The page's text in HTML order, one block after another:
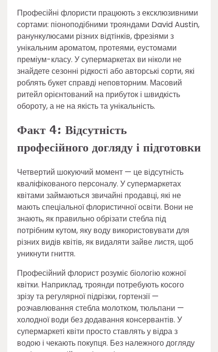
Професійні флористи працюють з ексклюзивними
сортами: піоноподібними трояндами David Austin,
ранункулюсами різних відтінків, фрезіями з
унікальним ароматом, протеями, еустомами
преміум-класу. У супермаркетах ви ніколи не
знайдете сезонні рідкості або авторські сорти, які
роблять букет справді неповторним. Масовий
ритейл орієнтований на прибуток і швидкість
обороту, а не на якість та унікальність.
Факт 4: Відсутність
професійного догляду і підготовки
Четвертий шокуючий момент — це відсутність
кваліфікованого персоналу. У супермаркетах
квітами займаються звичайні продавці, які не
мають спеціальної флористичної освіти. Вони не
знають, як правильно обрізати стебла під
потрібним кутом, яку воду використовувати для
різних видів квітів, як видаляти зайве листя, щоб
уникнути гниття.
Професійний флорист розуміє біологію кожної
квітки. Наприклад, троянди потребують косого
зрізу та регулярної підрізки, гортензії —
розчавлювання стебла молотком, тюльпани —
холодної води без додавання консервантів. У
супермаркеті квіти просто ставлять у відра з
водою і чекають покупця. Без належного догляду